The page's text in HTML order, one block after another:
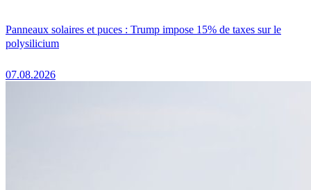
Panneaux solaires et puces : Trump impose 15% de taxes sur le
polysilicium
07.08.2026